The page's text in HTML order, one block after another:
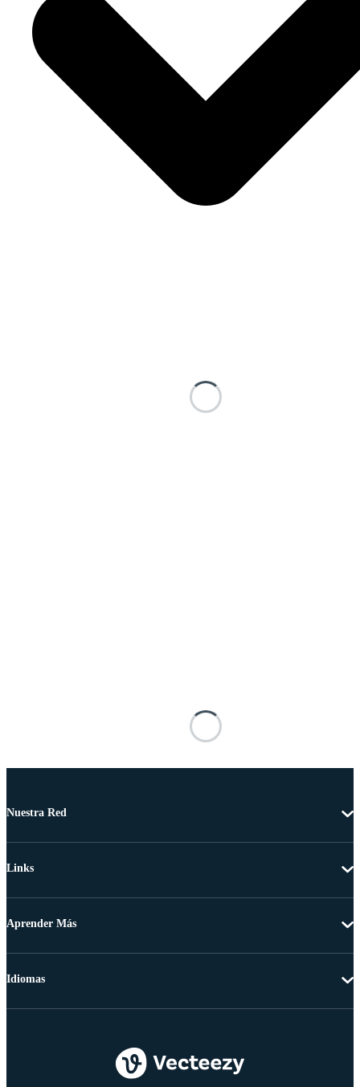
Nuestra Red
Links
Aprender Más
Idiomas